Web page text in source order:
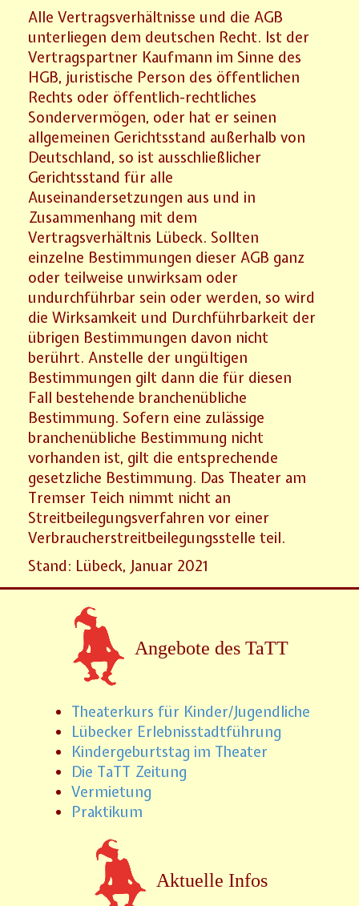
Alle Vertragsverhältnisse und die AGB
unterliegen dem deutschen Recht. Ist der
Vertragspartner Kaufmann im Sinne des
HGB, juristische Person des öffentlichen
Rechts oder öffentlich-rechtliches
Sondervermögen, oder hat er seinen
allgemeinen Gerichtsstand außerhalb von
Deutschland, so ist ausschließlicher
Gerichtsstand für alle
Auseinandersetzungen aus und in
Zusammenhang mit dem
Vertragsverhältnis Lübeck. Sollten
einzelne Bestimmungen dieser AGB ganz
oder teilweise unwirksam oder
undurchführbar sein oder werden, so wird
die Wirksamkeit und Durchführbarkeit der
übrigen Bestimmungen davon nicht
berührt. Anstelle der ungültigen
Bestimmungen gilt dann die für diesen
Fall bestehende branchenübliche
Bestimmung. Sofern eine zulässige
branchenübliche Bestimmung nicht
vorhanden ist, gilt die entsprechende
gesetzliche Bestimmung. Das Theater am
Tremser Teich nimmt nicht an
Streitbeilegungsverfahren vor einer
Verbraucherstreitbeilegungsstelle teil.
Stand: Lübeck, Januar 2021
Angebote des TaTT
Theaterkurs für Kinder/Jugendliche
Lübecker Erlebnisstadtführung
Kindergeburtstag im Theater
Die TaTT Zeitung
Vermietung
Praktikum
Aktuelle Infos